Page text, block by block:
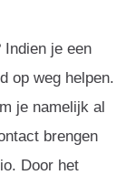
je een
op weg helpen.
je namelijk al
brengen
Door het